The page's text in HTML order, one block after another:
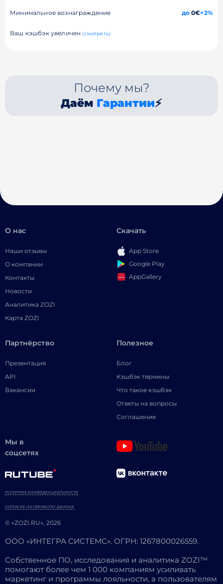
Минимальное вознаграждение до0€+2%
Ваш кэшбэк увеличен (смотреть)
Почему мы?
Даём Гарантии⚡
О нас
Наши отзывы
О компании
Контакты
Новости
Аналитика ZOZI
Карта ZOZI
Скачать
App Store
Google Play
AppGallery
Партнёрство
Презентация
API
Вакансии
Полезное
Блог
Кэшбэк термины
Что такое кэшбэк
Ответы на вопросы
Соглашение
Мы в
соцсетях
© «ZOZI.RU», 2026
ПОЛИТИКА КОНФИДЕНЦИАЛЬНОСТИ
СОГЛАСИЕ НА ОБРАБОТКУ ДАННЫХ
ООО «ИНТЕГРА СИСТЕМС». ОГРН: 1267800026559.
Собственное ПО, исследования и аналитика ZOZI™
помогают более чем 1 000 компаниям усиливать
маркетинг и программы лояльности, а пользователям